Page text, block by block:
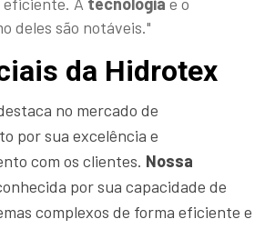
deles são notáveis."
da Hidrotex
no mercado de
por sua excelência e
com os clientes. Nossa
por sua capacidade de
complexos de forma eficiente e